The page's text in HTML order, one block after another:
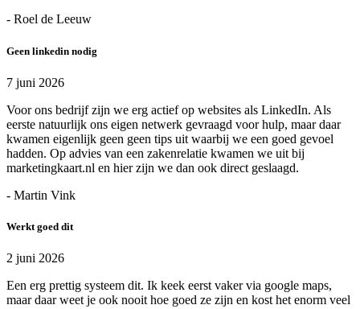
- Roel de Leeuw
Geen linkedin nodig
7 juni 2026
Voor ons bedrijf zijn we erg actief op websites als LinkedIn. Als
eerste natuurlijk ons eigen netwerk gevraagd voor hulp, maar daar
kwamen eigenlijk geen geen tips uit waarbij we een goed gevoel
hadden. Op advies van een zakenrelatie kwamen we uit bij
marketingkaart.nl en hier zijn we dan ook direct geslaagd.
- Martin Vink
Werkt goed dit
2 juni 2026
Een erg prettig systeem dit. Ik keek eerst vaker via google maps,
maar daar weet je ook nooit hoe goed ze zijn en kost het enorm veel